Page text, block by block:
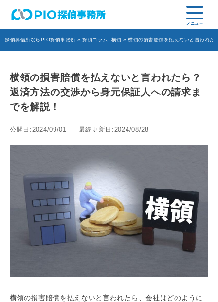
探偵興信所ならPIO探偵事務所 » 探偵コラム 横領 » 横領の損害賠償を払えないと言われた
横領の損害賠償を払えないと言われたら？
返済方法の交渉から身元保証人への請求ま
でを解説！
公開日:2024/09/01 最終更新日:2024/08/28
横領の損害賠償を払えないと言われたら、会社はどのように